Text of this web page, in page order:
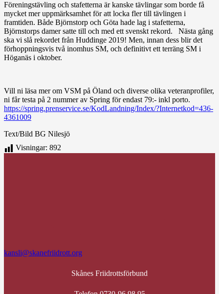
Föreningstävling och stafetterna är kanske tävlingar som borde få
mycket mer uppmärksamhet för att locka fler till tävlingen i
framtiden. Både Björnstorp och Göta hade lag i stafetterna,
Björnstorps damer satte till och med ett svenskt rekord. Nästa gång
ska vi slå rekordet från Huddinge 2019! Men, innan dess blir det
förhoppningsvis två inomhus SM, och definitivt ett terräng SM i
Höganäs i oktober.
Vill ni läsa mer om VSM på Öland och diverse olika veteranprofiler,
ni får testa på 2 nummer av Spring för endast 79:- inkl porto.
https://spring.prenservice.se/KodLandning/Index/?Internetkod=436-
4361009
Text/Bild BG Nilesjö
Visningar: 892
kansli@skanefriidrott.org
Skånes Friidrottsförbund